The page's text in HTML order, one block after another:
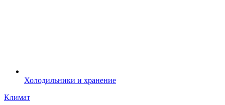
Холодильники и хранение
Климат